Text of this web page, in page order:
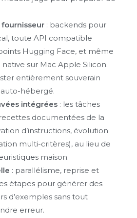
: backends pour
toute API compatible
Hugging Face, et même
sur Mac Apple Silicon.
entièrement souverain
hébergé.
intégrées : les tâches
documentées de la
d’instructions, évolution
multi-critères), au lieu de
maison.
: parallélisme, reprise et
étapes pour générer des
d’exemples sans tout
erreur.